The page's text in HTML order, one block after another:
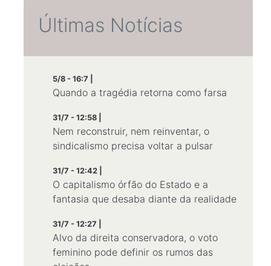
Últimas Notícias
5/8 - 16:7 |
Quando a tragédia retorna como farsa
31/7 - 12:58 |
Nem reconstruir, nem reinventar, o
sindicalismo precisa voltar a pulsar
31/7 - 12:42 |
O capitalismo órfão do Estado e a
fantasia que desaba diante da realidade
31/7 - 12:27 |
Alvo da direita conservadora, o voto
feminino pode definir os rumos das